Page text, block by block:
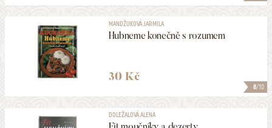
8/10
MANDŽUKOVÁ JARMILA
Hubneme konečně s rozumem
30 Kč
DOLEŽALOVÁ ALENA